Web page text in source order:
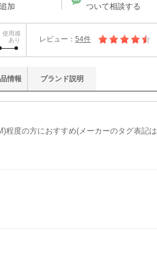
追加
ついて相談する
使用感
あり
レビュー： 54件
程度の方におすすめ(メーカーのタグ表記は
情報 ブランド説明